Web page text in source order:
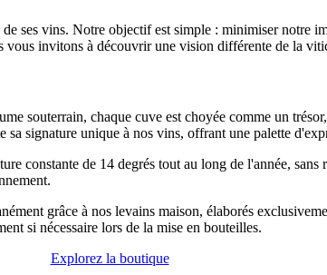
ses vins. Notre objectif est simple : minimiser notre
vous invitons à découvrir une vision différente de la
souterrain, chaque cuve est choyée comme un
signature unique à nos vins, offrant une palette
constante de 14 degrés tout au long de l'année,
grâce à nos levains maison, élaborés
si nécessaire lors de la mise en bouteilles.
Explorez la boutique